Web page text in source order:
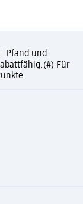
Pfand und
(#) Für